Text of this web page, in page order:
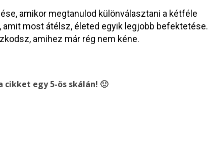
amikor megtanulod különválasztani a kétféle
most átélsz, életed egyik legjobb befektetése.
amihez már rég nem kéne.
egy 5-ös skálán! 🙂